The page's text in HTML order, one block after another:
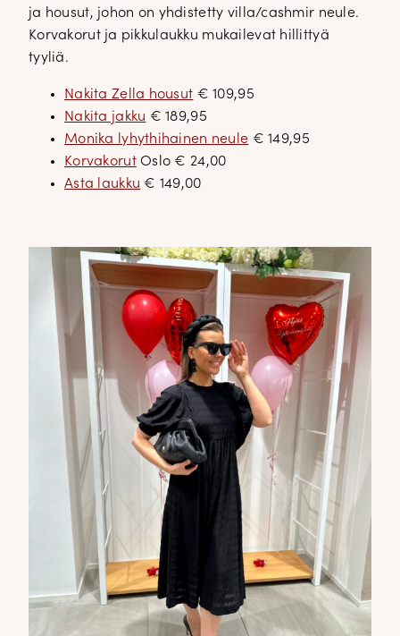
ja housut, johon on yhdistetty villa/cashmir neule.
Korvakorut ja pikkulaukku mukailevat hillittyä
tyyliä.
Nakita Zella housut € 109,95
Nakita jakku € 189,95
Monika lyhythihainen neule € 149,95
KorvakorutOslo € 24,00
Asta laukku € 149,00